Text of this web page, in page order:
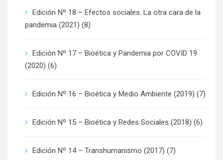
Edición Nº 18 – Efectos sociales. La otra cara de la
pandemia (2021) (8)
Edición Nº 17 – Bioética y Pandemia por COVID 19
(2020) (6)
Edición Nº 16 – Bioética y Medio Ambiente (2019) (7)
Edición Nº 15 – Bioética y Redes Sociales (2018) (6)
Edición Nº 14 – Transhumanismo (2017) (7)